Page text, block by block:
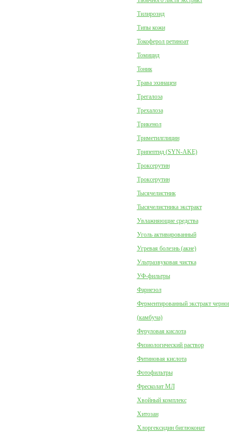
Тилирозид
Типы кожи
Токоферол ретиноат
Томицид
Тоник
Трава эхинацеи
Трегалоза
Трехалоза
Трикенол
Триметилглицин
Трипептид (SYN-AKE)
Троксерутин
Троксерутин
Тысячелистник
Тысячелистника экстракт
Увлажняющие средства
Уголь активированный
Угревая болезнь (акне)
Ультразвуковая чистка
УФ-фильтры
Фарнезол
Ферментированный экстракт
(камбуча)
Феруловая кислота
Физиологический раствор
Фитиновая кислота
Фотофильтры
Фресколат МЛ
Хвойный комплекс
Хитозан
Хлоргексидин биглюконат